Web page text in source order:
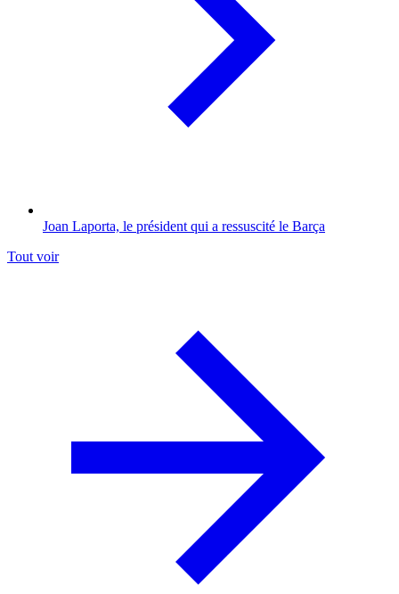
Joan Laporta, le président qui a ressuscité le Barça
Tout voir